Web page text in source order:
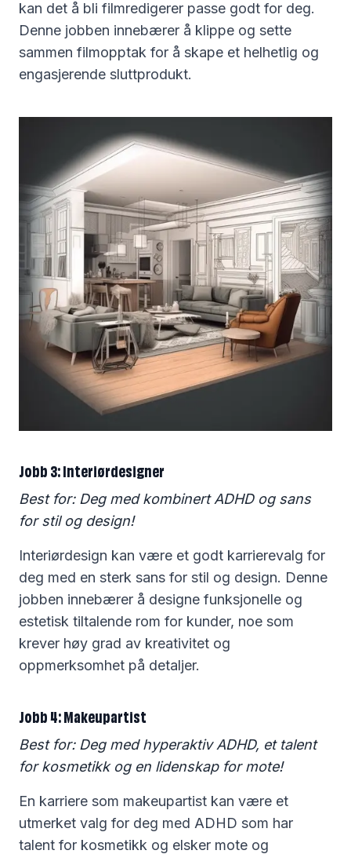
kan det å bli filmredigerer passe godt for deg.
Denne jobben innebærer å klippe og sette
sammen filmopptak for å skape et helhetlig og
engasjerende sluttprodukt.
Jobb 3: Interiørdesigner
Best for: Deg med kombinert ADHD og sans
for stil og design!
Interiørdesign kan være et godt karrierevalg for
deg med en sterk sans for stil og design. Denne
jobben innebærer å designe funksjonelle og
estetisk tiltalende rom for kunder, noe som
krever høy grad av kreativitet og
oppmerksomhet på detaljer.
Jobb 4: Makeupartist
Best for: Deg med hyperaktiv ADHD, et talent
for kosmetikk og en lidenskap for mote!
En karriere som makeupartist kan være et
utmerket valg for deg med ADHD som har
talent for kosmetikk og elsker mote og